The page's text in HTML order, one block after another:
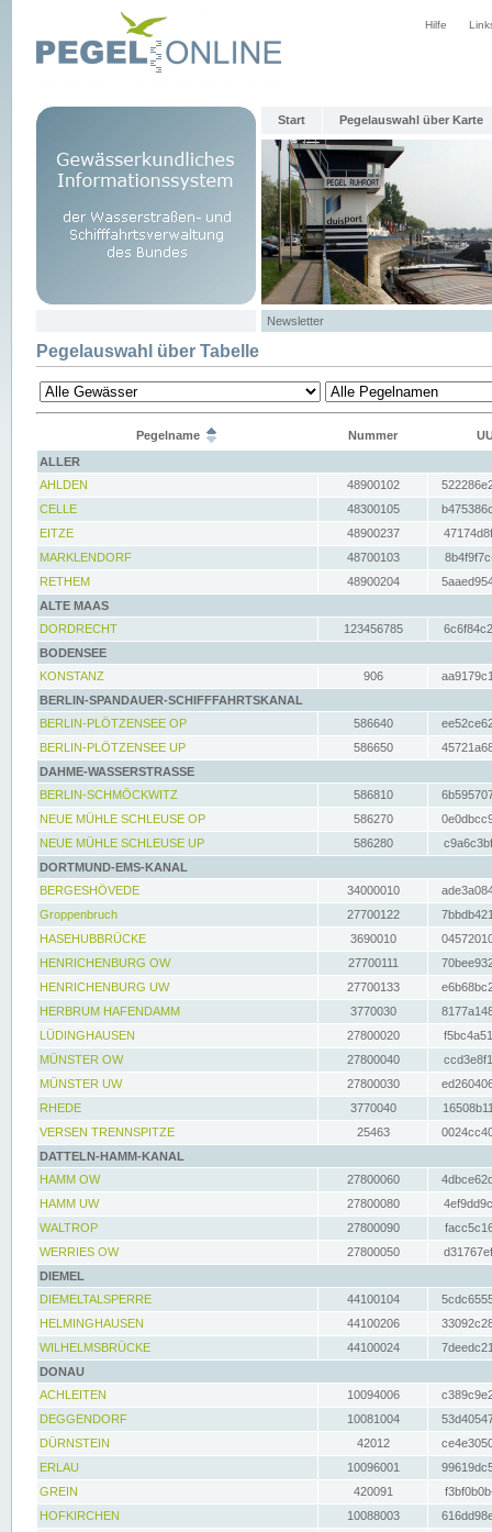
Hilfe
Start Pegelauswahl über Karte
Newsletter
Pegelauswahl über Tabelle
Pegelname Nummer
ALLER
AHLDEN
48900102
CELLE
48300105
EITZE
48900237
MARKLENDORF
48700103
RETHEM
48900204
ALTE MAAS
DORDRECHT
123456785
BODENSEE
KONSTANZ
906
BERLIN-SPANDAUER-SCHIFFFAHRTSKANAL
BERLIN-PLÖTZENSEE OP
586640
BERLIN-PLÖTZENSEE UP
586650
DAHME-WASSERSTRASSE
BERLIN-SCHMÖCKWITZ
586810
NEUE MÜHLE SCHLEUSE OP
586270
NEUE MÜHLE SCHLEUSE UP
586280
DORTMUND-EMS-KANAL
BERGESHÖVEDE
34000010
Groppenbruch
27700122
HASEHUBBRÜCKE
3690010
HENRICHENBURG OW
27700111
HENRICHENBURG UW
27700133
HERBRUM HAFENDAMM
3770030
LÜDINGHAUSEN
27800020
MÜNSTER OW
27800040
MÜNSTER UW
27800030
RHEDE
3770040
VERSEN TRENNSPITZE
25463
DATTELN-HAMM-KANAL
HAMM OW
27800060
HAMM UW
27800080
WALTROP
27800090
WERRIES OW
27800050
DIEMEL
DIEMELTALSPERRE
44100104
HELMINGHAUSEN
44100206
WILHELMSBRÜCKE
44100024
DONAU
ACHLEITEN
10094006
DEGGENDORF
10081004
DÜRNSTEIN
42012
ERLAU
10096001
GREIN
420091
HOFKIRCHEN
10088003